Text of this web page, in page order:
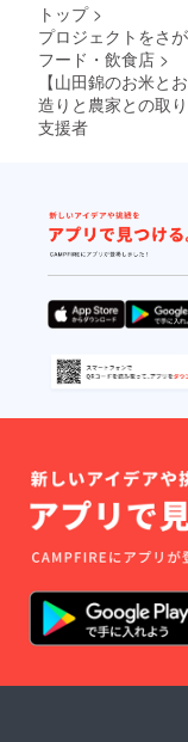
トップ >
プロジェクトをさ
フード・飲食店 >
【山田錦のお米と
造りと農家との取
支援者